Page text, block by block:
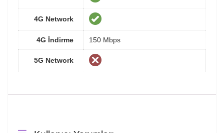
4G Network
4G İndirme 150 Mbps
5G Network